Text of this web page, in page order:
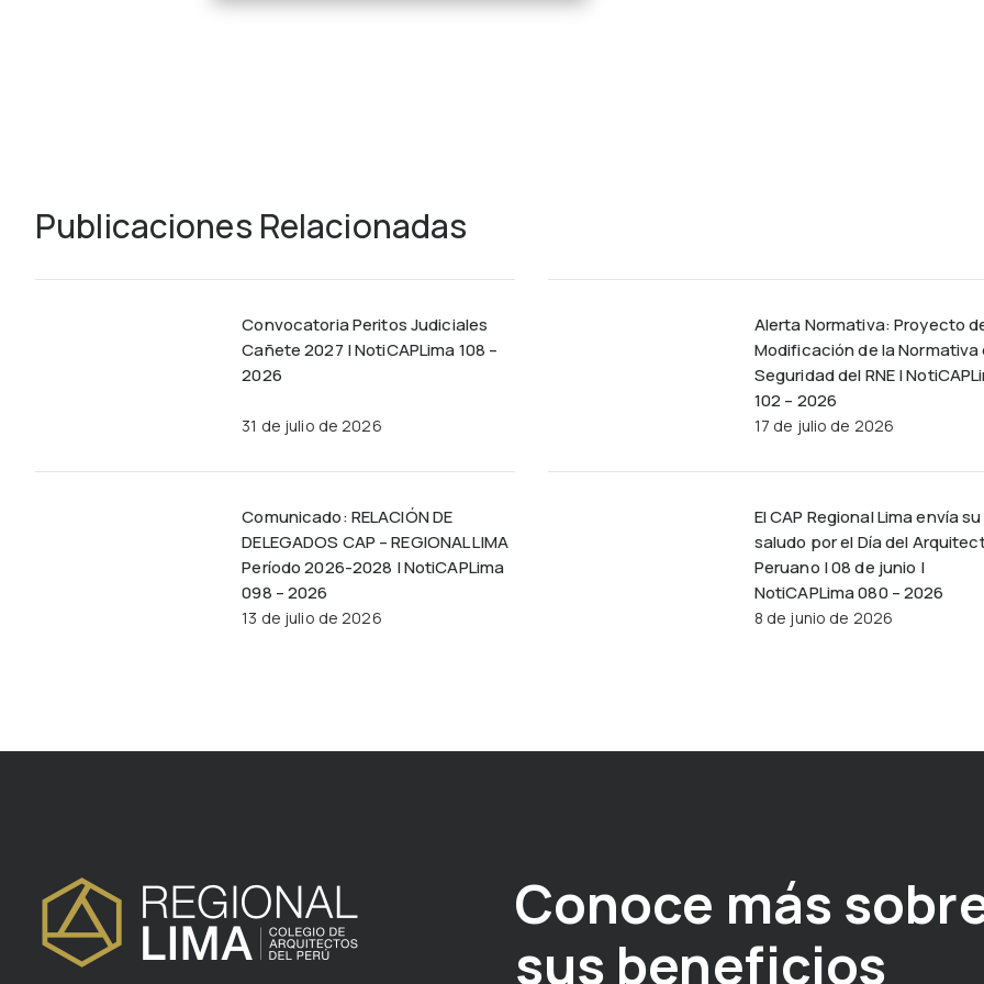
Publicaciones Relacionadas
Convocatoria Peritos Judiciales
Cañete 2027 | NotiCAPLima 108 –
2026
31 de julio de 2026
Alerta Normativa: Proyecto
Modificación de la Normativa
Seguridad del RNE |
102 – 2026
17 de julio de 2026
Comunicado: RELACIÓN DE
DELEGADOS CAP – REGIONAL LIMA
Período 2026-2028 | NotiCAPLima
098 – 2026
13 de julio de 2026
El CAP Regional Lima envía su
saludo por el Día del
Peruano | 08 de junio |
NotiCAPLima 080 – 2026
8 de junio de 2026
Conoce más
sus beneficios